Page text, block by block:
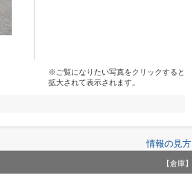
※ご覧になりたい写真をクリックすると
拡大されて表示されます。
情報の見方
【倉庫】